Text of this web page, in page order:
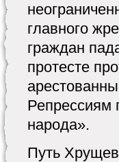
главного
граждан
протесте
Репрессиям
народа».
Путь